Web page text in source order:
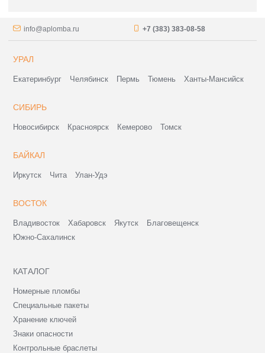
info@aplomba.ru +7 (383) 383-08-58
УРАЛ
Екатеринбург Челябинск Пермь Тюмень Ханты-Мансийск
СИБИРЬ
Новосибирск Красноярск Кемерово Томск
БАЙКАЛ
Иркутск Чита Улан-Удэ
ВОСТОК
Владивосток Хабаровск Якутск
Благовещенск
Южно-Сахалинск
КАТАЛОГ
Номерные пломбы
Специальные пакеты
Хранение ключей
Знаки опасности
Контрольные браслеты